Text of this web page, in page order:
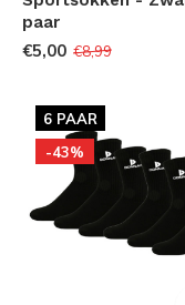
paar
€5,00 €8,99
6 PAAR
-43%